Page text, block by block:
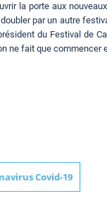
la porte aux
par un autre
du Festival de
ne fait que commencer
Covid-19